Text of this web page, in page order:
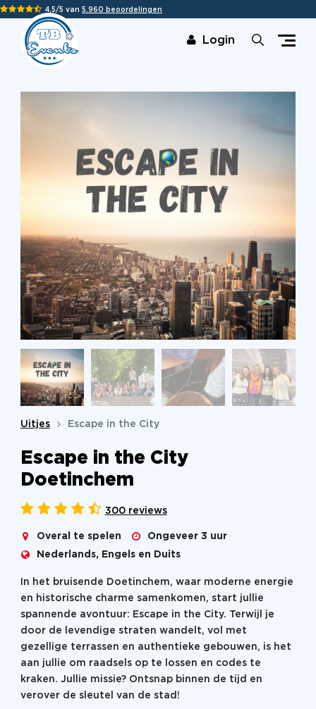
4,5/5 van 5.960 beoordelingen
Login
Uitjes Escape in the City
Escape in the City
Doetinchem
300 reviews
Overal te spelen Ongeveer 3 uur
Nederlands, Engels en Duits
In het bruisende Doetinchem, waar moderne energie
en historische charme samenkomen, start jullie
spannende avontuur: Escape in the City. Terwijl je
door de levendige straten wandelt, vol met
gezellige terrassen en authentieke gebouwen, is het
aan jullie om raadsels op te lossen en codes te
kraken. Jullie missie? Ontsnap binnen de tijd en
verover de sleutel van de stad!